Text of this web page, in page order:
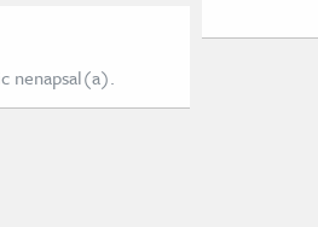
nenapsal(a).